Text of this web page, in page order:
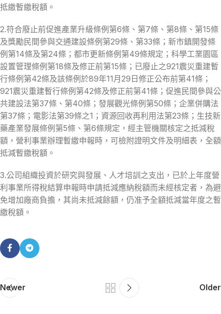
抵繳暫繳稅額。
2.符合廢止前促進產業升級條例第6條、第7條、第8條、第15條
及獎勵民間參與交通建設條例第29條、第33條；新市鎮開發條
例第14條及第24條；都市更新條例第49條規定；科學工業園區
設置管理條例第18條及修正前第15條；已廢止之921震災重建暫
行條例第42條及該條例於89年11月29日修正公布前第41條；
921震災重建暫行條例第42條及修正前第41條；促進民間參與公
共建設法第37條、第40條；發展觀光條例第50條；企業併購法
第37條；電影法第39條之1；資源回收再利用法第23條；生技新
藥產業發展條例第5條、第6條規定，經主管機關核定之抵減稅
額，營利事業辦理暫繳申報時，可檢附證明文件及明細表，全額
抵減暫繳稅額。
3.公司組織投資於研究與發展、人才培訓之支出，已於上年度營
利事業所得稅結算申報時申請抵減應納稅額而未經核定者，為避
免增加廠商負擔，其尚未抵減餘額，仍准予全額抵減當年度之暫
繳稅額。
Newer Older